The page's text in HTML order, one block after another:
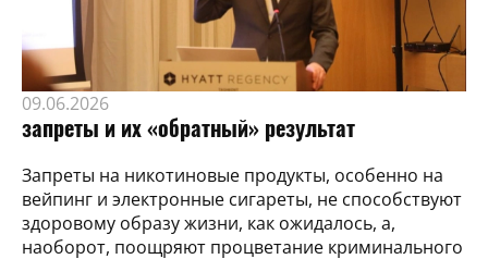
09.06.2026
запреты и их «обратный» результат
Запреты на никотиновые продукты, особенно на
вейпинг и электронные сигареты, не способствуют
здоровому образу жизни, как ожидалось, а,
наоборот, поощряют процветание криминального